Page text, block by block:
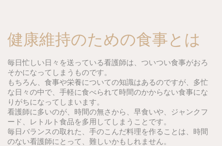
健康維持のための食事とは
毎日忙しい日々を送っている看護師は、ついつい食事がおろ
そかになってしまうものです。
もちろん、食事や栄養についての知識はあるのですが、多忙
な日々の中で、手軽に食べられて時間のかからない食事にな
りがちになってしまいます。
看護師に多いのが、時間の無さから、早食いや、ジャンクフ
ード、レトルト食品を多用してしまうことです。
毎日バランスの取れた、手のこんだ料理を作ることは、時間
のない看護師にとって、難しいかもしれません。